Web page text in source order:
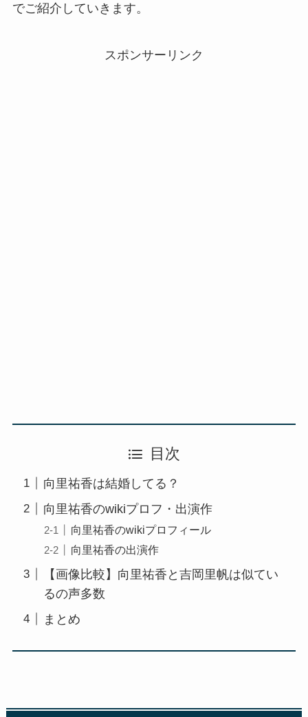
でご紹介していきます。
スポンサーリンク
目次
向里祐香は結婚してる？
向里祐香のwikiプロフ・出演作
向里祐香のwikiプロフィール
向里祐香の出演作
【画像比較】向里祐香と吉岡里帆は似てい
るの声多数
まとめ